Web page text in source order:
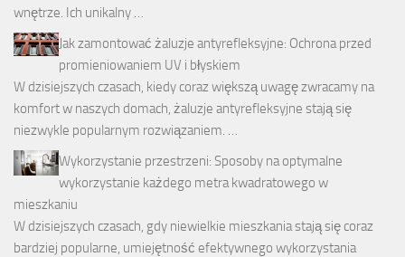
wnętrze. Ich unikalny …
Jak zamontować żaluzje antyrefleksyjne: Ochrona przed
promieniowaniem UV i błyskiem
W dzisiejszych czasach, kiedy coraz większą uwagę zwracamy na
komfort w naszych domach, żaluzje antyrefleksyjne stają się
niezwykle popularnym rozwiązaniem. …
Wykorzystanie przestrzeni: Sposoby na optymalne
wykorzystanie każdego metra kwadratowego w
mieszkaniu
W dzisiejszych czasach, gdy niewielkie mieszkania stają się coraz
bardziej popularne, umiejętność efektywnego wykorzystania